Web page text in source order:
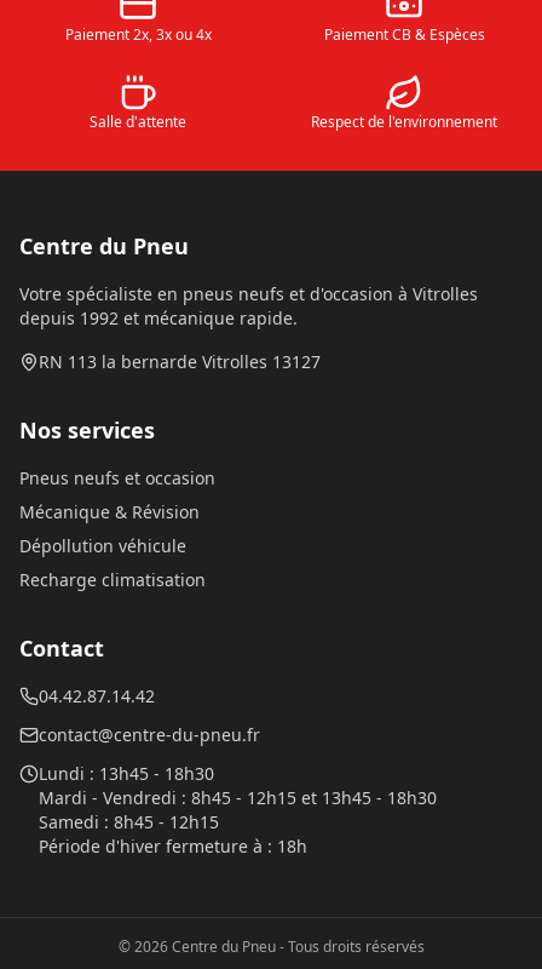
Paiement 2x, 3x ou 4x Paiement CB & Espèces
Salle d'attente Respect de l'environnement
Centre du Pneu
Votre spécialiste en pneus neufs et d'occasion à Vitrolles
depuis 1992 et mécanique rapide.
RN 113 la bernarde Vitrolles 13127
Nos services
Pneus neufs et occasion
Mécanique & Révision
Dépollution véhicule
Recharge climatisation
Contact
04.42.87.14.42
contact@centre-du-pneu.fr
Lundi : 13h45 - 18h30
Mardi - Vendredi : 8h45 - 12h15 et 13h45 - 18h30
Samedi : 8h45 - 12h15
Période d'hiver fermeture à : 18h
©2026 Centre du Pneu- Tous droits réservés